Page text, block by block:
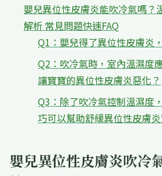
嬰兒異位性皮膚炎能吹冷氣嗎？
解析 常見問題快速FAQ
Q1：嬰兒得了異位性皮膚炎
Q2：吹冷氣時，室內溫濕度
讓寶寶的異位性皮膚炎惡化？
Q3：除了吹冷氣控制溫濕度
巧可以幫助舒緩異位性皮膚
嬰兒異位性皮膚炎吹冷